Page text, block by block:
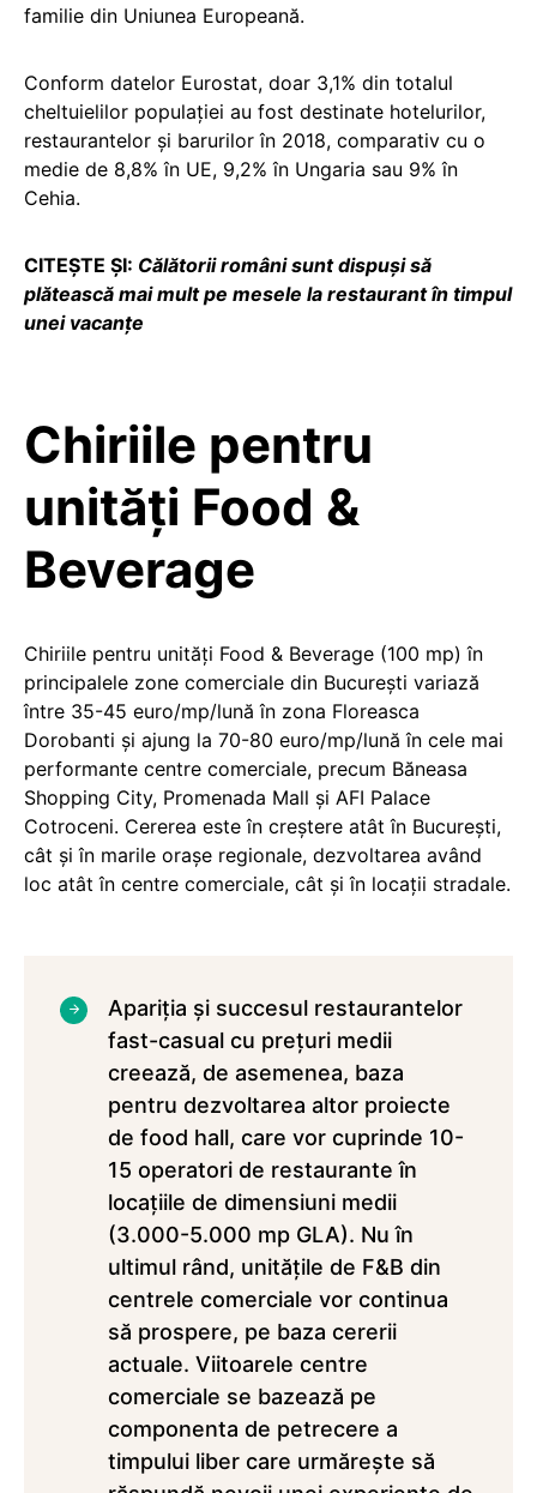
familie din Uniunea Europeană.
Conform datelor Eurostat, doar 3,1% din totalul
cheltuielilor populaţiei au fost destinate hotelurilor,
restaurantelor şi barurilor în 2018, comparativ cu o
medie de 8,8% în UE, 9,2% în Ungaria sau 9% în
Cehia.
CITEȘTE ȘI: Călătorii români sunt dispuși să
plătească mai mult pe mesele la restaurant în timpul
unei vacanțe
Chiriile pentru
unități Food &
Beverage
Chiriile pentru unități Food & Beverage (100 mp) în
principalele zone comerciale din București variază
între 35-45 euro/mp/lună în zona Floreasca
Dorobanti și ajung la 70-80 euro/mp/lună în cele mai
performante centre comerciale, precum Băneasa
Shopping City, Promenada Mall și AFI Palace
Cotroceni. Cererea este în creștere atât în București,
cât și în marile orașe regionale, dezvoltarea având
loc atât în centre comerciale, cât și în locații stradale.
Apariția şi succesul restaurantelor
fast-casual cu prețuri medii
creează, de asemenea, baza
pentru dezvoltarea altor proiecte
de food hall, care vor cuprinde 10-
15 operatori de restaurante în
locațiile de dimensiuni medii
(3.000-5.000 mp GLA). Nu în
ultimul rând, unitățile de F&B din
centrele comerciale vor continua
să prospere, pe baza cererii
actuale. Viitoarele centre
comerciale se bazează pe
componenta de petrecere a
timpului liber care urmărește să